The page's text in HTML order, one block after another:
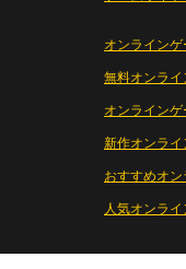
オンラインゲ
無料オンライ
オンライン
新作オンライ
おすすめオ
人気オンラ